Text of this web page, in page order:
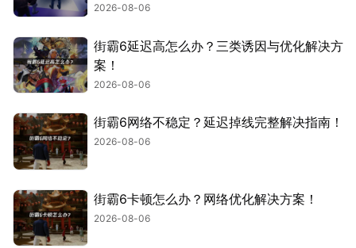
2026-08-06
街霸6延迟高怎么办？三类诱因与优化解决方
案！
2026-08-06
街霸6网络不稳定？延迟掉线完整解决指南！
2026-08-06
街霸6卡顿怎么办？网络优化解决方案！
2026-08-06